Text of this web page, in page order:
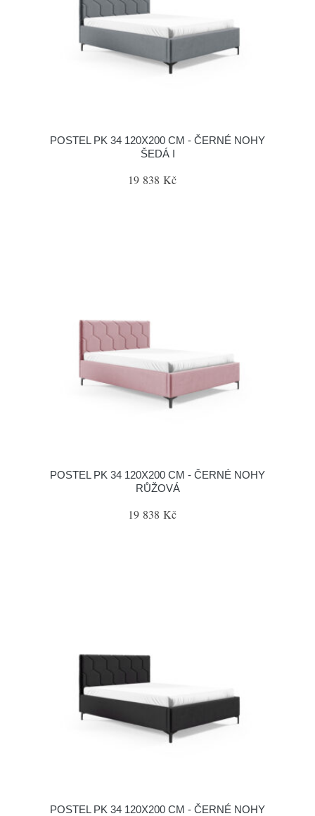
POSTEL PK 34 120X200 CM - ČERNÉ NOHY
ŠEDÁ I
19 838 Kč
POSTEL PK 34 120X200 CM - ČERNÉ NOHY
RŮŽOVÁ
19 838 Kč
POSTEL PK 34 120X200 CM - ČERNÉ NOHY